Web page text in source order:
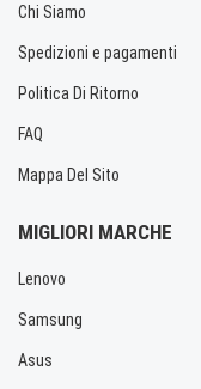
Chi Siamo
Spedizioni e pagamenti
Politica Di Ritorno
FAQ
Mappa Del Sito
MIGLIORI MARCHE
Lenovo
Samsung
Asus